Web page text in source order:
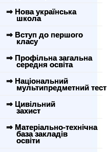
⇒ Нова українська
школа
⇒ Вступ до першого
класу
⇒ Профільна загальна
середня освіта
⇒ Національний
мультипредметний тест
⇒ Цивільний
захист
⇒ Матеріально-технічна
база закладів
освіти